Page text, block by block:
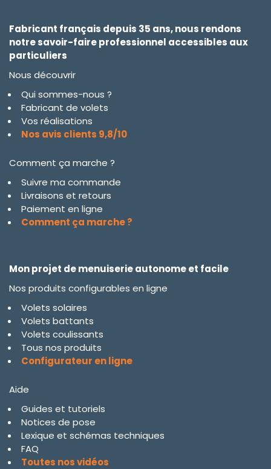
Fabricant français depuis 35 ans, nous rendons
notre savoir-faire professionnel accessibles aux
particuliers
Nous découvrir
Qui sommes-nous ?
Fabricant de volets
Vos réalisations
Nos avis clients 9,8/10
Comment ça marche ?
Suivre ma commande
Livraisons et retours
Paiement en ligne
Comment ça marche ?
Mon projet de menuiserie autonome et facile
Nos produits configurables en ligne
Volets solaires
Volets battants
Volets coulissants
Tous nos produits
Configurateur en ligne
Aide
Guides et tutoriels
Notices de pose
Lexique et schémas techniques
FAQ
Toutes nos vidéos